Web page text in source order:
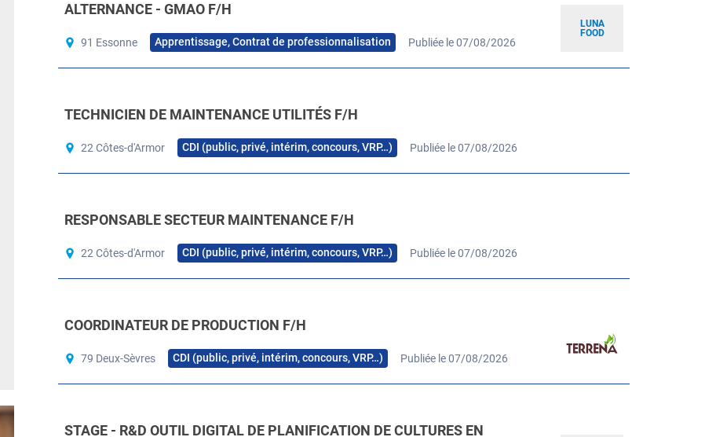
LUNA
FOOD
ALTERNANCE - GMAO F/H
91 Essonne Apprentissage, Contrat de professionnalisation Publiée le 07/08/2026
TECHNICIEN DE MAINTENANCE UTILITÉS F/H
22 Côtes-d'Armor CDI (public, privé, intérim, concours, VRP…) Publiée le 07/08/2026
RESPONSABLE SECTEUR MAINTENANCE F/H
22 Côtes-d'Armor CDI (public, privé, intérim, concours, VRP…) Publiée le 07/08/2026
COORDINATEUR DE PRODUCTION F/H
79 Deux-Sèvres CDI (public, privé, intérim, concours, VRP…) Publiée le 07/08/2026
STAGE - R&D OUTIL DIGITAL DE PLANIFICATION DE CULTURES EN